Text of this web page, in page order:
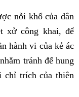
nỗi khổ của dân
xử công khai, để
hành vi của kẻ ác
tránh để hung
chỉ trích của thiên